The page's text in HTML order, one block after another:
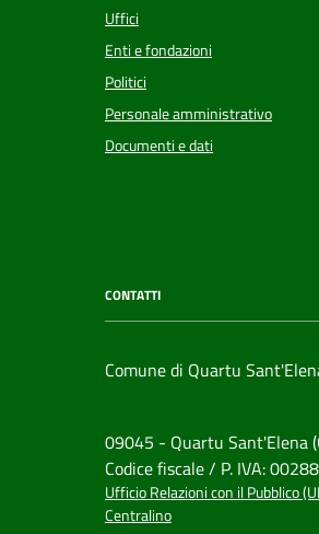
Uffici
Enti e fondazioni
Politici
Personale amministrativo
Documenti e dati
CONTATTI
Comune di Quartu
09045 - Quartu Sant'Elena
Codice fiscale / P. IVA:
Ufficio Relazioni con il Pubblico
Centralino